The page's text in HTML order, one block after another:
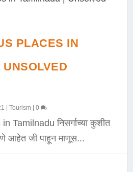
PLACES IN
|Tourism |0
Tamilnadu निसर्गाच्या कुशीत
आहेत जी पाहून माणूस...